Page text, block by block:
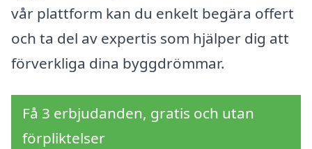
vår plattform kan du enkelt begära offert
och ta del av expertis som hjälper dig att
förverkliga dina byggdrömmar.
Få 3 erbjudanden, gratis och utan
förpliktelser